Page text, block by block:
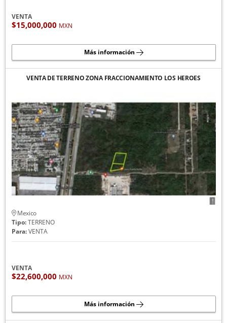
VENTA
$15,000,000 MXN
Más información
VENTA DE TERRENO ZONA FRACCIONAMIENTO LOS HEROES
Mexico
Tipo:TERRENO
Para:VENTA
VENTA
$22,600,000 MXN
Más información